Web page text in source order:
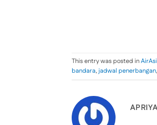
This entry was posted in
bandara,jadwal penerbangan,